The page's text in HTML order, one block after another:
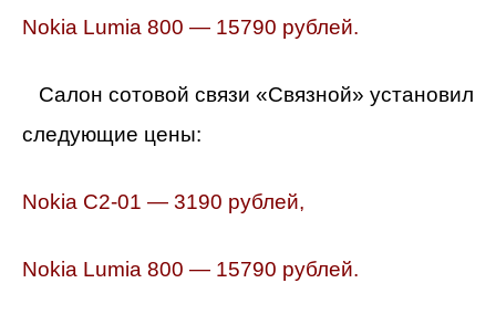
Nokia Lumia 800 — 15790 рублей.
Салон сотовой связи «Связной» установил
следующие цены:
Nokia C2-01 — 3190 рублей,
Nokia Lumia 800 — 15790 рублей.